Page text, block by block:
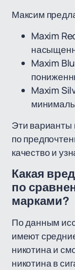
Максим
Maxim
Maxim
Maxim
Эти варианты
по
качество и
Какая
по
марками?
По данным
имеют
никотина и
никотина в